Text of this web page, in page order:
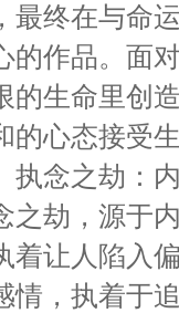
最终在与命
的作品。面
的生命里创
的心态接受
执念之劫：
之劫，源于
着让人陷入
情，执着于